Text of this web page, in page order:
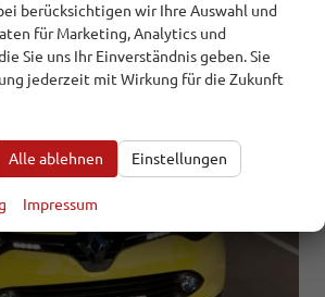
CHECK DES RENAULT
berücksichtigen wir Ihre Auswahl und
für Marketing, Analytics und
Sie uns Ihr Einverständnis geben. Sie
jederzeit mit Wirkung für die Zukunft
Alle ablehnen Einstellungen
Impressum